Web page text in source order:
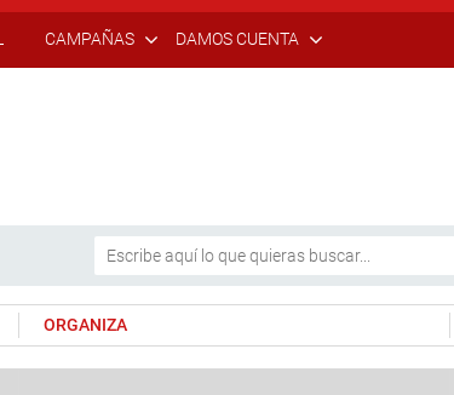
CAMPAÑAS DAMOS CUENTA
ORGANIZA